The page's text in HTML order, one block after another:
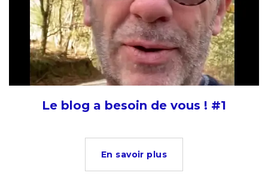
Le blog a besoin de vous ! #1
En savoir plus